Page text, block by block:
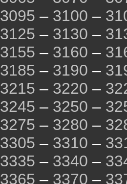
3095 – 3100 –
3125 – 3130 –
3155 – 3160 –
3185 – 3190 –
3215 – 3220 –
3245 – 3250 –
3275 – 3280 –
3305 – 3310 –
3335 – 3340 –
3365 – 3370 –